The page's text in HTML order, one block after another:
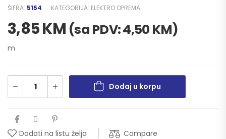
ŠIFRA: 5154 KATEGORIJA: ELEKTRO OPREMA
3,85KM (sa PDV:4,50 KM)
m
Dodaj u korpu
Dodati na listu želja Compare